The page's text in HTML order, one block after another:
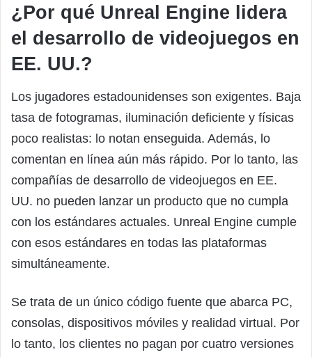
¿Por qué Unreal Engine lidera
el desarrollo de videojuegos en
EE. UU.?
Los jugadores estadounidenses son exigentes. Baja
tasa de fotogramas, iluminación deficiente y físicas
poco realistas: lo notan enseguida. Además, lo
comentan en línea aún más rápido. Por lo tanto, las
compañías de desarrollo de videojuegos en EE.
UU. no pueden lanzar un producto que no cumpla
con los estándares actuales. Unreal Engine cumple
con esos estándares en todas las plataformas
simultáneamente.
Se trata de un único código fuente que abarca PC,
consolas, dispositivos móviles y realidad virtual. Por
lo tanto, los clientes no pagan por cuatro versiones